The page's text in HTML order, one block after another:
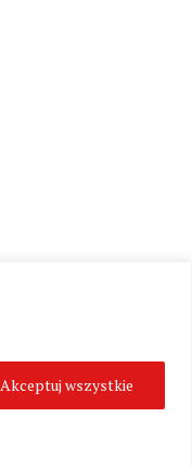
Akceptuj wszystkie